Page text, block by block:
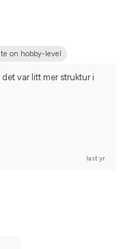
on hobby-level
var litt mer struktur i
last yr.